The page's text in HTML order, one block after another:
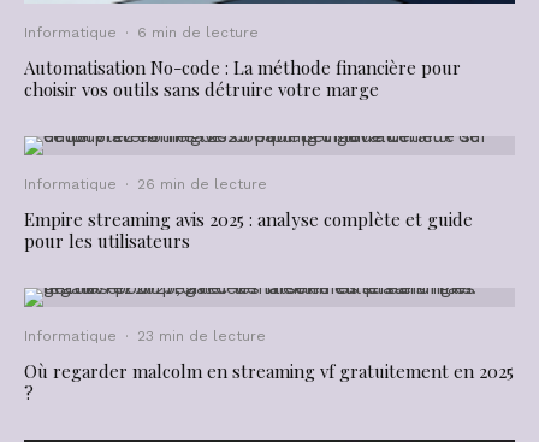
Informatique · 6 min de lecture
Automatisation No-code : La méthode financière pour
choisir vos outils sans détruire votre marge
Informatique · 26 min de lecture
Empire streaming avis 2025 : analyse complète et guide
pour les utilisateurs
Informatique · 23 min de lecture
Où regarder malcolm en streaming vf gratuitement en 2025
?